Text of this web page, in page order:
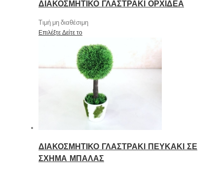
ΔΙΑΚΟΣΜΗΤΙΚΟ ΓΛΑΣΤΡΑΚΙ ΟΡΧΙΔΕΑ
Τιμή μη διαθέσιμη
Επιλέξτε Δείτε το
ΔΙΑΚΟΣΜΗΤΙΚΟ ΓΛΑΣΤΡΑΚΙ ΠΕΥΚΑΚΙ ΣΕ
ΣΧΗΜΑ ΜΠΑΛΑΣ